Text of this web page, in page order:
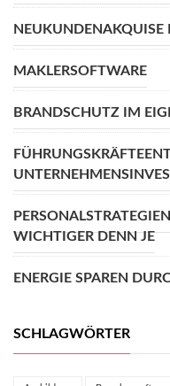
NEUKUNDENAKQUISE
MAKLERSOFTWARE
BRANDSCHUTZ IM
WICHTIGER DENN JE
ENERGIE SPAREN
SCHLAGWÖRTER